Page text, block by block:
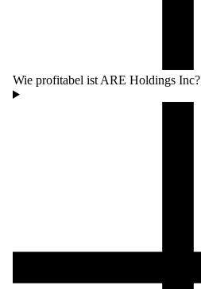
Wie profitabel ist ARE Holdings Inc?